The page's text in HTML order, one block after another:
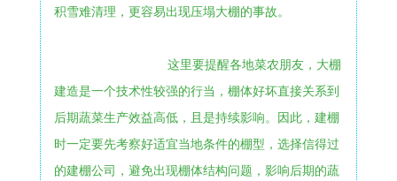
积雪难清理，更容易出现压塌大棚的事故。
这里要提醒各地菜农朋友，大棚
建造是一个技术性较强的行当，棚体好坏直接关系到
后期蔬菜生产效益高低，且是持续影响。因此，建棚
时一定要先考察好适宜当地条件的棚型，选择信得过
的建棚公司，避免出现棚体结构问题，影响后期的蔬